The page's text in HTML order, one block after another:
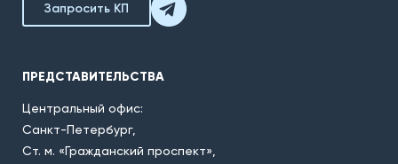
Запросить КП
ПРЕДСТАВИТЕЛЬСТВА
Центральный офис:
Санкт-Петербург,
Ст. м. «Гражданский проспект»,